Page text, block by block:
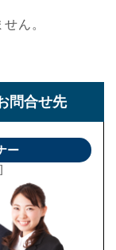
ん。
問合せ先
ー